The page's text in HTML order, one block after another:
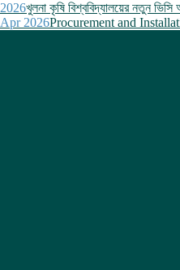
2026খুলনা কৃষি বিশ্ববিদ্যালয়ের নতুন
Apr 2026Procurement and